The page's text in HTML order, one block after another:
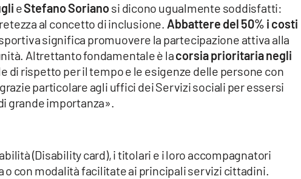
eStefano Sorianosi dicono ugualmente soddisfatti:
al concetto di inclusione. Abbattere del 50% i costi
significa promuovere la partecipazione attiva alla
Altrettanto fondamentale è lacorsia prioritaria negli
di rispetto per il tempo e le esigenze delle persone con
particolare agli uffici dei Servizi sociali per essersi
grande importanza».
(Disability card), i titolari e i loro accompagnatori
o con modalità facilitate ai principali servizi cittadini.